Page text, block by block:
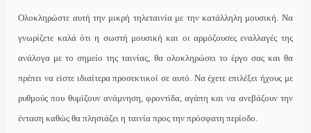
Ολοκληρώστε αυτή την μικρή τηλεταινία με την κατάλληλη μουσική. Να
γνωρίζετε καλά ότι η σωστή μουσική και οι αρμόζουσες εναλλαγές της
ανάλογα με το σημείο της ταινίας, θα ολοκληρώσει το έργο σας και θα
πρέπει να είστε ιδιαίτερα προσεκτικοί σε αυτό. Να έχετε επιλέξει ήχους με
ρυθμούς που θυμίζουν ανάμνηση, φροντίδα, αγάπη και να ανεβάζουν την
ένταση καθώς θα πλησιάζει η ταινία προς την πρόσφατη περίοδο.